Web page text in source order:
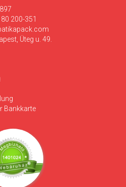
200-351
Üteg u. 49.
Bankkarte